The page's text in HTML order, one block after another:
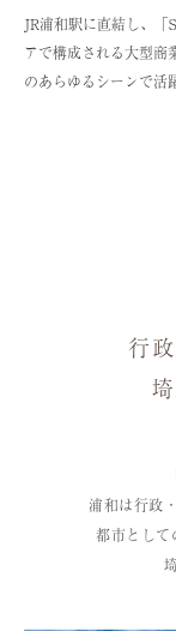
JR浦和駅に直結し、
アで構成される大型商
のあらゆるシーンで活
行
浦和は行政
都市として